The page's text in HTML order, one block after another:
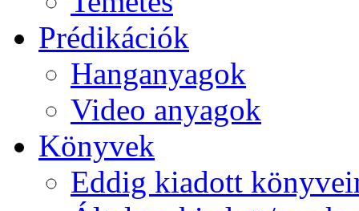
Prédikációk
Hanganyagok
Video anyagok
Könyvek
Eddig kiadott